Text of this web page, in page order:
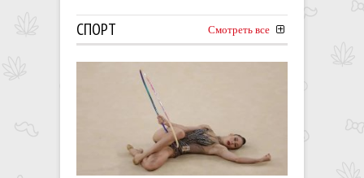
СПОРТ Смотреть все